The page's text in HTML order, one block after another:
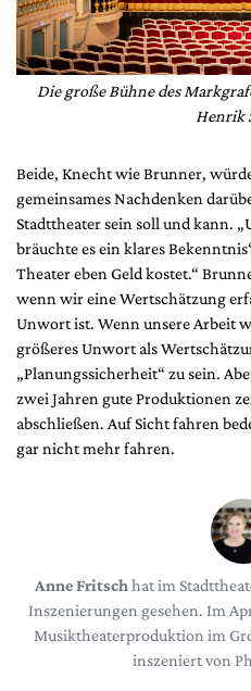
Die große Bühne des
Henrik
Beide, Knecht wie Brunner,
gemeinsames Nachdenken
Stadttheater sein soll und kann.
bräuchte es ein klares
Theater eben Geld kostet.“
wenn wir eine Wertschätzung
Unwort ist. Wenn unsere Arbeit
größeres Unwort als
„Planungssicherheit“ zu sein.
zwei Jahren gute Produktionen
abschließen. Auf Sicht fahren
gar nicht mehr fahren.
Anne Fritsch hat im
Inszenierungen gesehen. Im
Musiktheaterproduktion im
inszeniert von